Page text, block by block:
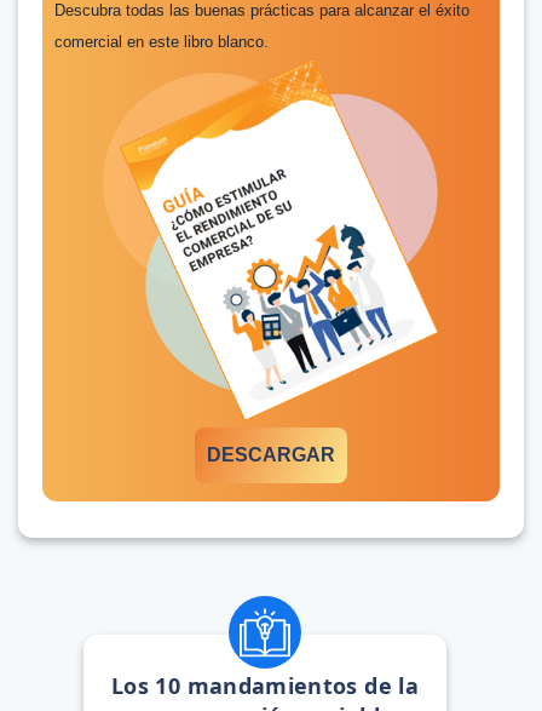
Descubra todas las buenas prácticas para alcanzar el éxito
comercial en este libro blanco.
DESCARGAR
Los 10 mandamientos de la